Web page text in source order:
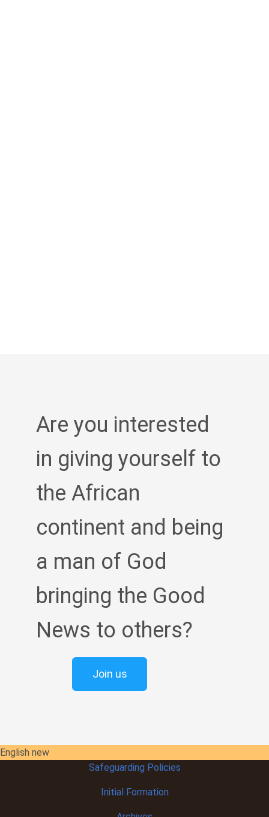
Are you interested
in giving yourself to
the African
continent and being
a man of God
bringing the Good
News to others?
Join us
English new
Safeguarding Policies
InitialFormation